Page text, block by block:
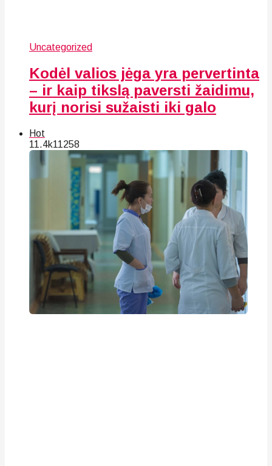
Uncategorized
Kodėl valios jėga yra pervertinta
– ir kaip tikslą paversti žaidimu,
kurį norisi sužaisti iki galo
Hot
11.4k11258